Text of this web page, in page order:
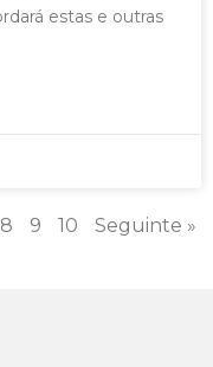
estas e outras
8 9 10 Seguinte »